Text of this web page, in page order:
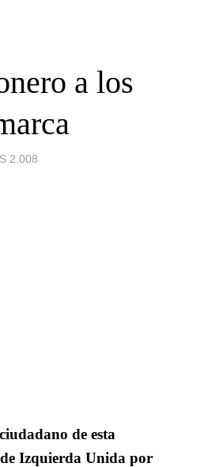
a los
2.008
de esta
Izquierda Unida por